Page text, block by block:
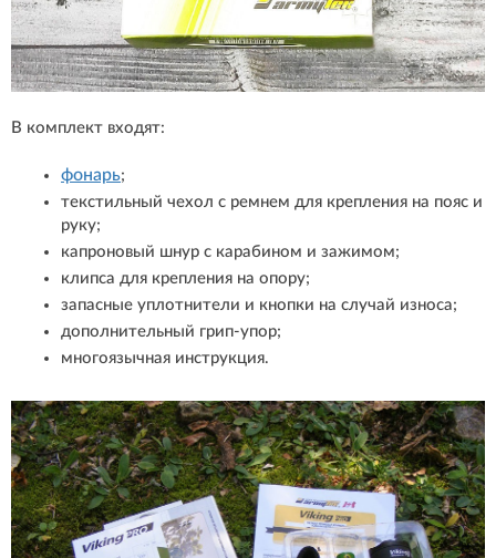
В комплект входят:
фонарь;
текстильный чехол с ремнем для крепления на пояс и
руку;
капроновый шнур с карабином и зажимом;
клипса для крепления на опору;
запасные уплотнители и кнопки на случай износа;
дополнительный грип-упор;
многоязычная инструкция.